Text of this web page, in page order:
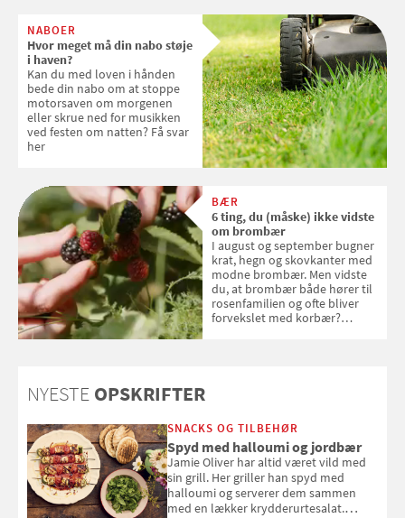
med SPF kan erstatte
solcreme, når man bevæger
sig ud i solen
NABOER
Hvor meget må din nabo støje
i haven?
Kan du med loven i hånden
bede din nabo om at stoppe
motorsaven om morgenen
eller skrue ned for musikken
ved festen om natten? Få svar
her
BÆR
6 ting, du (måske) ikke vidste
om brombær
I august og september bugner
krat, hegn og skovkanter med
modne brombær. Men vidste
du, at brombær både hører til
rosenfamilien og ofte bliver
forvekslet med korbær?
NYESTE OPSKRIFTER
SNACKS OG TILBEHØR
Spyd med halloumi og jordbær
Jamie Oliver har altid været vild med
sin grill. Her griller han spyd med
halloumi og serverer dem sammen
med en lækker krydderurtesalat.